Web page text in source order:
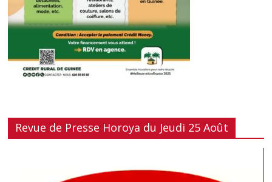
Revue de Presse Horoya du Jeudi 25 Août